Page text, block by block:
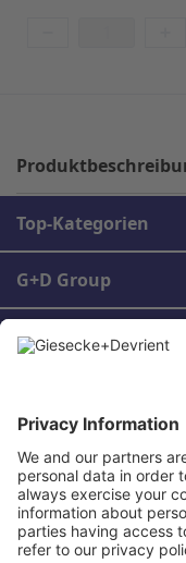
Top-Kategorien
G+D Group
Rechtliches